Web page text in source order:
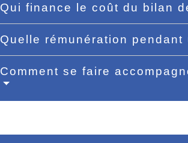
Qui finance le coût du bilan
Quelle rémunération
Comment se faire